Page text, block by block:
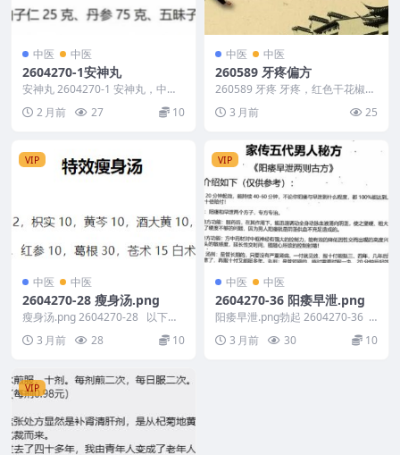
中医 中医
2604270-1安神丸
安神丸 2604270-1 安神丸，中成
药名。由 丁香、肉豆蔻、木香、
广枣、山柰...
2 月前 27 10
中医 中医
260589 牙疼偏方
260589 牙疼 牙疼，红色干花椒20
痛位...3 月前 25
VIP
中医 中医
2604270-28 瘦身汤.png
瘦身汤.png 2604270-28 以下内
3 月前 28 10
VIP
中医 中医
2604270-36 阳痿早泄.png
阳痿早泄.png勃起 2604270-36
3 月前 30 10
VIP